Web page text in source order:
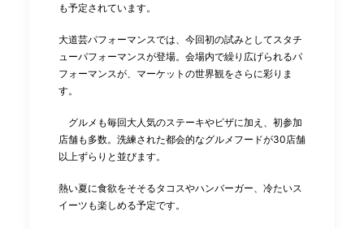
も予定されています。
大道芸パフォーマンスでは、今回初の試みとしてスタチ
ューパフォーマンスが登場。会場内で繰り広げられるパ
フォーマンスが、マーケットの世界観をさらに彩りま
す。
グルメも毎回大人気のステーキやピザに加え、初参加
店舗も多数。洗練された都会的なグルメフードが30店舗
以上ずらりと並びます。
熱い夏に食欲をそそるタコスやハンバーガー、冷たいス
イーツも楽しめる予定です。